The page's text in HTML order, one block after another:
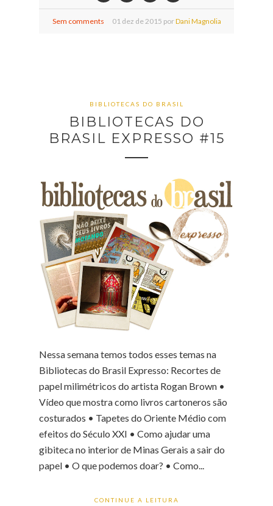
Sem comments 01 dez de2015 porDani Magnolia
BIBLIOTECAS DO BRASIL
BIBLIOTECAS DO
BRASIL EXPRESSO #15
Nessa semana temos todos esses temas na
Bibliotecas do Brasil Expresso: Recortes de
papel milimétricos do artista Rogan Brown •
Vídeo que mostra como livros cartoneros são
costurados • Tapetes do Oriente Médio com
efeitos do Século XXI • Como ajudar uma
gibiteca no interior de Minas Gerais a sair do
papel • O que podemos doar? • Como...
CONTINUE A LEITURA